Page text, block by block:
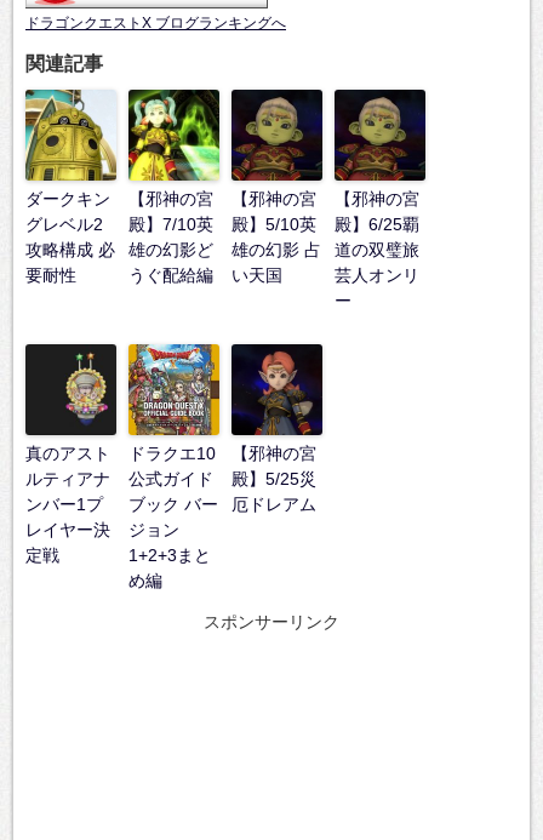
ドラゴンクエストX ブログランキングへ
関連記事
ダークキン
グレベル2
攻略構成 必
要耐性
【邪神の宮
殿】7/10英
雄の幻影ど
うぐ配給編
【邪神の宮
殿】5/10英
雄の幻影 占
い天国
【邪神の宮
殿】6/25覇
道の双璧旅
芸人オンリ
ー
真のアスト
ルティアナ
ンバー1プ
レイヤー決
定戦
ドラクエ10
公式ガイド
ブック バー
ジョン
1+2+3まと
め編
【邪神の宮
殿】5/25災
厄ドレアム
スポンサーリンク